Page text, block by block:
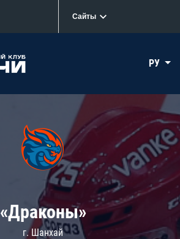
Сайты
РУ
«Драконы»
г. Шанхай